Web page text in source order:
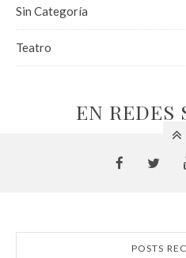
Sin Categoría
Teatro
EN REDES
POSTS